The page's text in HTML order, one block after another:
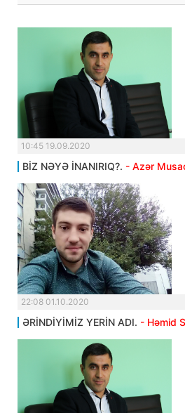
10:45 19.09.2020
BİZ NƏYƏ İNANIRIQ?. - Azər
22:08 01.10.2020
ƏRİNDİYİMİZ YERİN ADI. - Həmid